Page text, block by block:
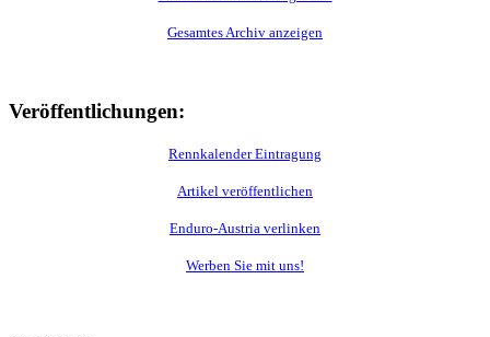
Gesamtes Archiv anzeigen
Veröffentlichungen:
Rennkalender Eintragung
Artikel veröffentlichen
Enduro-Austria verlinken
Werben Sie mit uns!